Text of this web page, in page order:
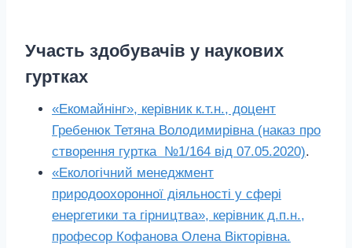
Участь здобувачів у наукових
гуртках
«Екомайнінг», керівник к.т.н., доцент
Гребенюк Тетяна Володимирівна (наказ про
створення гуртка №1/164 від 07.05.2020).
«Екологічний менеджмент
природоохоронної діяльності у сфері
енергетики та гірництва», керівник д.п.н.,
професор Кофанова Олена Вікторівна.